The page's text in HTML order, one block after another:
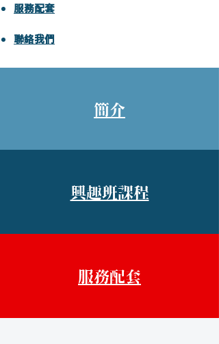
服務配套
聯絡我們
簡介
興趣班課程
服務配套